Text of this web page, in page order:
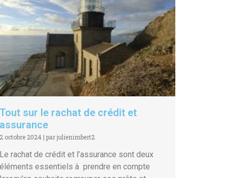
Tout sur le rachat de crédit et
assurance
2 octobre 2024 |par julienimbert2
Le rachat de crédit et l’assurance sont deux
éléments essentiels à prendre en compte